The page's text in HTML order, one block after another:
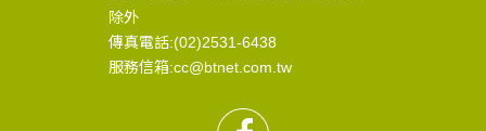
除外
傳真電話:(02)2531-6438
服務信箱:cc@btnet.com.tw